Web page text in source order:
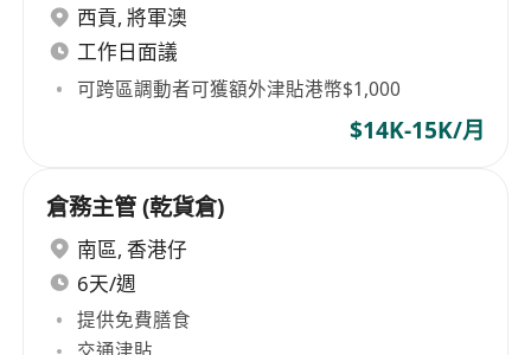
西貢, 將軍澳
工作日面議
可跨區調動者可獲額外津貼港幣$1,000
$14K-15K/月
倉務主管 (乾貨倉)
南區, 香港仔
6天/週
提供免費膳食